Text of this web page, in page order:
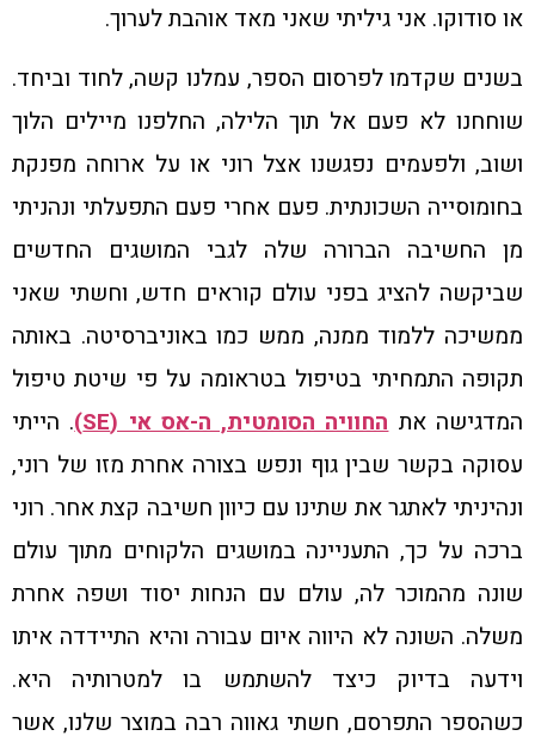
או סודוקו. אני גיליתי שאני מאד אוהבת לערוך.
בשנים שקדמו לפרסום הספר, עמלנו קשה, לחוד וביחד.
שוחחנו לא פעם אל תוך הלילה, החלפנו מיילים הלוך
ושוב, ולפעמים נפגשנו אצל רוני או על ארוחה מפנקת
בחומוסייה השכונתית. פעם אחרי פעם התפעלתי ונהניתי
מן החשיבה הברורה שלה לגבי המושגים החדשים
שביקשה להציג בפני עולם קוראים חדש, וחשתי שאני
ממשיכה ללמוד ממנה, ממש כמו באוניברסיטה. באותה
תקופה התמחיתי בטיפול בטראומה על פי שיטת טיפול
המדגישה אתהחוויה הסומטית, ה-אס אי (SE)
. הייתי
עסוקה בקשר שבין גוף ונפש בצורה אחרת מזו של רוני,
ונהיניתי לאתגר את שתינו עם כיוון חשיבה קצת אחר. רוני
ברכה על כך, התעניינה במושגים הלקוחים מתוך עולם
שונה מהמוכר לה, עולם עם הנחות יסוד ושפה אחרת
משלה. השונה לא היווה איום עבורה והיא התיידדה איתו
וידעה בדיוק כיצד להשתמש בו למטרותיה היא.
כשהספר התפרסם, חשתי גאווה רבה במוצר שלנו, אשר